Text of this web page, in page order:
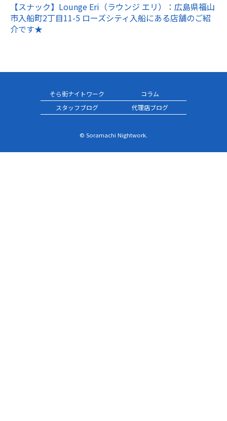
【スナック】Lounge Eri（ラウンジ エリ）：広島県福山
市入船町2丁目11-5 ローズシティ入船にある店舗のご紹
介です★
そら街ナイトワーク
コラム
スタッフブログ
代理店ブログ
© Soramachi Nightwork.